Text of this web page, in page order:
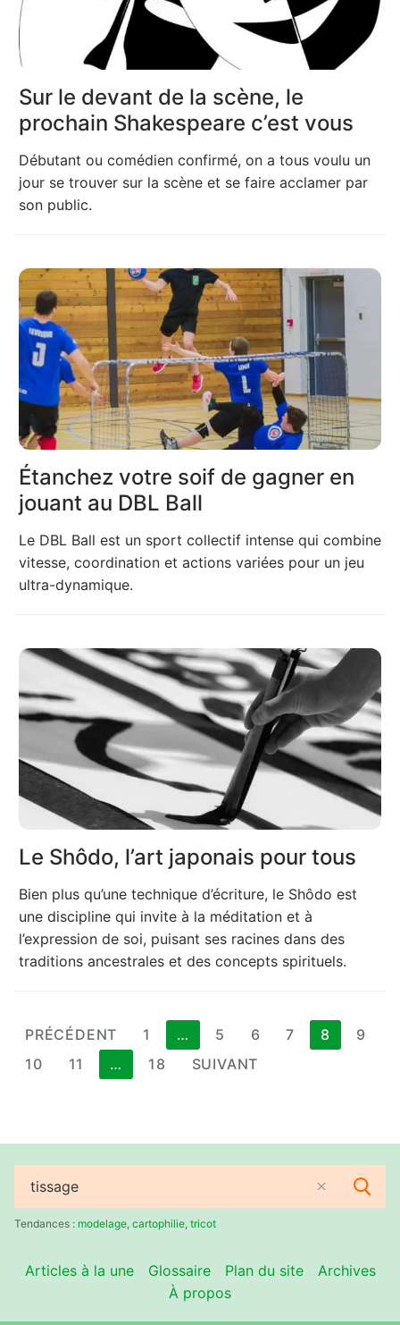
Sur le devant de la scène, le
prochain Shakespeare c’est vous
Débutant ou comédien confirmé, on a tous voulu un
jour se trouver sur la scène et se faire acclamer par
son public.
Étanchez votre soif de gagner en
jouant au DBL Ball
Le DBL Ball est un sport collectif intense qui combine
vitesse, coordination et actions variées pour un jeu
ultra-dynamique.
Le Shôdo, l’art japonais pour tous
Bien plus qu’une technique d’écriture, le Shôdo est
une discipline qui invite à la méditation et à
l’expression de soi, puisant ses racines dans des
traditions ancestrales et des concepts spirituels.
Pagination
des
publications
PRÉCÉDENT 1 … 5 6 7 8
9
10
11 … 18 SUIVANT
Rechercher
:Tendances : modelage cartophilie tricot
Articles à la une Glossaire Plan du site
Archives
À propos